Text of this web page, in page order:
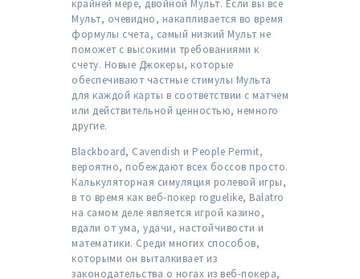
крайней мере, двойной Мульт. Если вы все
Мульт, очевидно, накапливается во время
формулы счета, самый низкий Мульт не
поможет с высокими требованиями к
счету. Новые Джокеры, которые
обеспечивают частные стимулы Мульта
для каждой карты в соответствии с матчем
или действительной ценностью, немного
другие.
Blackboard, Cavendish и People Permit,
вероятно, побеждают всех боссов просто.
Калькуляторная симуляция ролевой игры,
в то время как веб-покер roguelike, Balatro
на самом деле является игрой казино,
вдали от ума, удачи, настойчивости и
математики. Среди многих способов,
которыми он выталкивает из
законодательства о ногах из веб-покера,